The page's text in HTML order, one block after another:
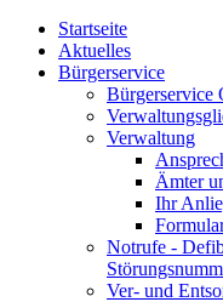
Startseite
Aktuelles
Bürgerservice
Verwaltung
Ämter
Ihr
Notrufe -
Ver- und